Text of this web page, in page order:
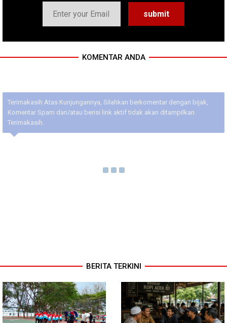
KOMENTAR ANDA
Terimakasih Atas Kunjungannya, Silahkan berkomentar dengan bijak,
Komentar Spam dan/atau berisi link aktif tidak akan ditampilkan.
Terimakasih.
BERITA TERKINI